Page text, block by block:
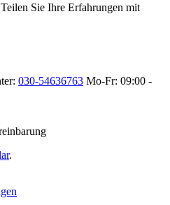
Sie Ihre Erfahrungen mit
030-54636763 Mo-Fr: 09:00 -
.